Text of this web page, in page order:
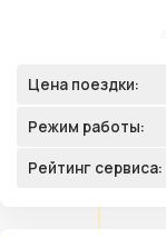
Цена поездки:
Режим работы:
Рейтинг сервиса: